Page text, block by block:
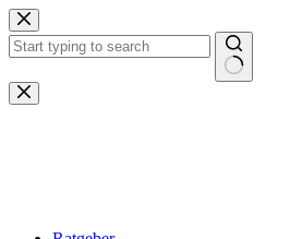
Zum
Inhalt
springen
Keine
Ergebnisse